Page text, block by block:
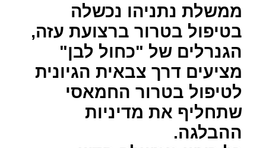
ממשלת נתניהו נכשלה
בטיפול בטרור ברצועת עזה,
הגנרלים של "כחול לבן"
מציעים דרך צבאית הגיונית
לטיפול בטרור החמאסי
שתחליף את מדיניות
ההבלגה.